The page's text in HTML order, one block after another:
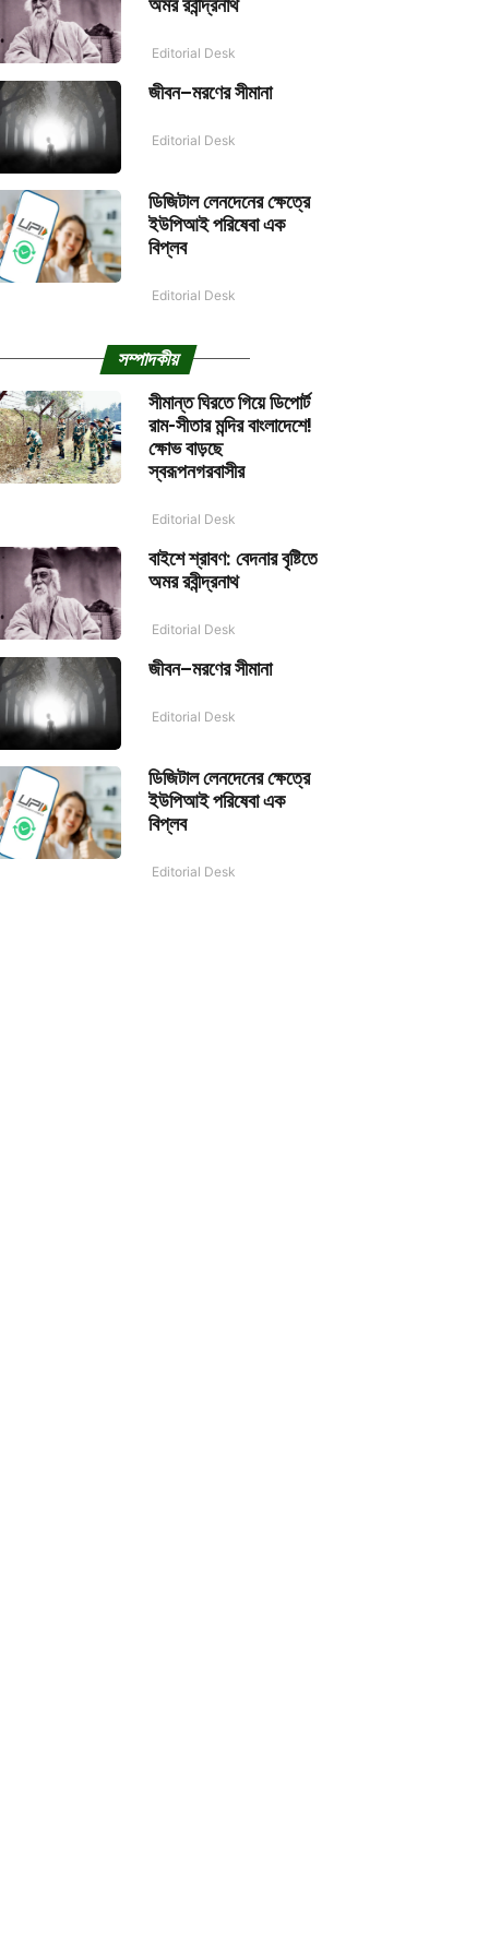
অমর রবীন্দ্রনাথ
Editorial Desk
জীবন–মরণের সীমানা
Editorial Desk
ডিজিটাল লেনদেনের ক্ষেত্রে
ইউপিআই পরিষেবা এক
বিপ্লব
Editorial Desk
সম্পাদকীয়
সীমান্ত ঘিরতে গিয়ে ডিপোর্ট
রাম-সীতার মন্দির বাংলাদেশে!
ক্ষোভ বাড়ছে
স্বরূপনগরবাসীর
Editorial Desk
বাইশে শ্রাবণ: বেদনার বৃষ্টিতে
অমর রবীন্দ্রনাথ
Editorial Desk
জীবন–মরণের সীমানা
Editorial Desk
ডিজিটাল লেনদেনের ক্ষেত্রে
ইউপিআই পরিষেবা এক
বিপ্লব
Editorial Desk